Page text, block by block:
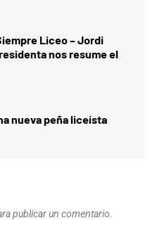
Liceo – Jordi
nos resume el
nueva peña liceísta
publicar un comentario.